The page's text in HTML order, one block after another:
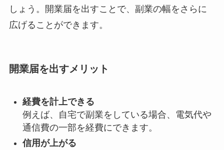
しょう。開業届を出すことで、副業の幅をさらに
広げることができます。
開業届を出すメリット
経費を計上できる
例えば、自宅で副業をしている場合、電気代や
通信費の一部を経費にできます。
信用が上がる